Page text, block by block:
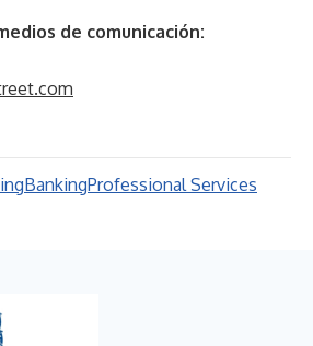
de comunicación:
BankingProfessional Services